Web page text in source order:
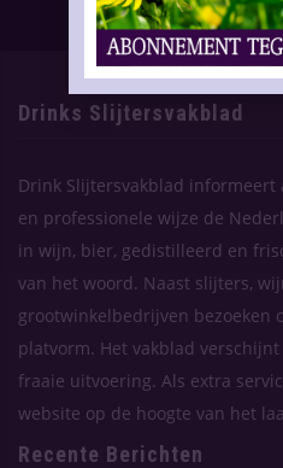
Drinks Slijtersvakblad
Drink Slijtersvakblad informeert
en professionele wijze de
in wijn, bier, gedistilleerd en
van het woord. Naast slijters,
grootwinkelbedrijven bezoeken
platvorm. Het vakblad
fraaie uitvoering. Als extra
website op de hoogte van het
Recente Berichten